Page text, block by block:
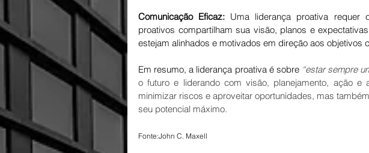
Comunicação Eficaz: Uma liderança proativa requer
proativos compartilham sua visão, planos e
estejam alinhados e motivados em direção aos objetivos
Em resumo, a liderança proativa é sobre “estar sempre
o futuro e liderando com visão, planejamento, ação e
minimizar riscos e aproveitar oportunidades, mas
seu potencial máximo.
Fonte:John C. Maxell